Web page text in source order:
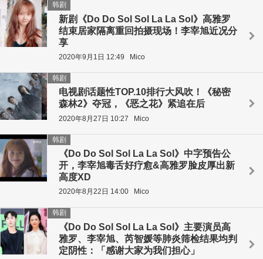
新剧《Do Do Sol Sol La La Sol》高雅罗
结束居家隔离重回拍摄现场！李宰旭近况分
享
韩剧
2020年9月1日 12:49 Mico
电视剧话题性TOP.10排行大风吹！《秘密
森林2》夺冠，《恶之花》紧追在后
韩剧
2020年8月27日 10:27 Mico
《Do Do Sol Sol La La Sol》中字预告公
开，李宰旭毒舌好疗愈&高雅罗脸皮厚出新
高度XD
韩剧
2020年8月22日 14:00 Mico
《Do Do Sol Sol La La Sol》主要演员高
雅罗、李宰旭、芮智媛等肺炎筛检结果均判
定阴性：「感谢大家为我们担心」
韩剧